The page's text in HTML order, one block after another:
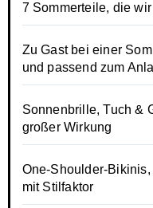
7 Sommerteile, die
Zu Gast bei einer
und passend zum
Sonnenbrille, Tuch &
großer Wirkung
One-Shoulder-
mit Stilfaktor